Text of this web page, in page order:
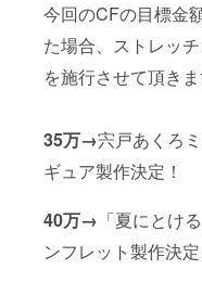
今回のCFの目標金
た場合、ストレッ
を施行させて頂きま
35万→宍戸あくろ
ギュア製作決定！
40万→ 「夏にとけ
ンフレット製作決定